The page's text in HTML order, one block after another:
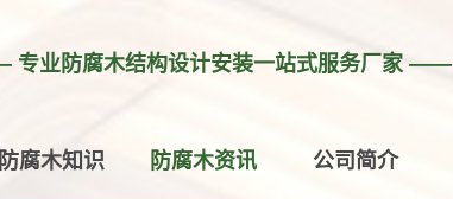
业防腐木结构设计安装一站式服务厂家 ——
防腐木知识 防腐木资讯 公司简介